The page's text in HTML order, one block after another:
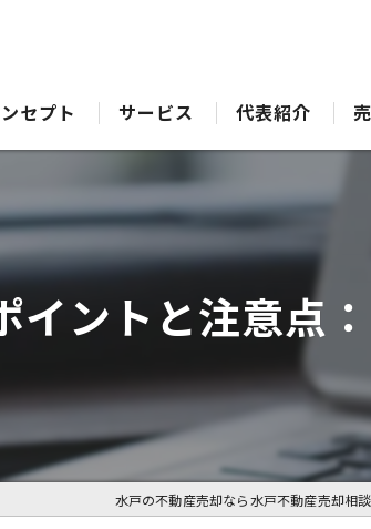
セプト
戸の不動産売却･水戸不動産売却相談センターのサポ
の不動産売却･水戸不動産売却相談センターの最適
サービス 代表紹介
イントと注意点
水戸の不動産売却なら水戸不動産売却相